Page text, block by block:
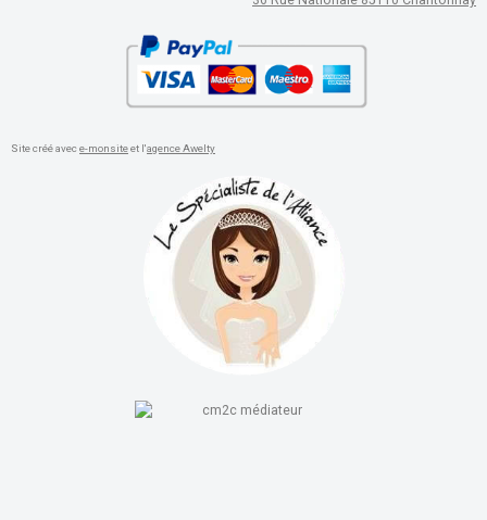
Site créé avece-monsiteet l'agence Awelty